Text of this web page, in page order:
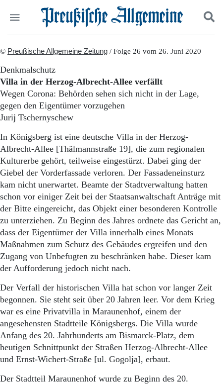
Start
Wer wir sind
Aktuelle Ausgabe
Abonnenten-Login
Abonnent werden
Abo Prämien
Archiv
Politik
Panorama
Gesellschaft
Leben
Pommern
Berlin-Brandenburg
Schlesien
Danzig und Westpreußen
Bücher
Kontakt
Impressum
Datenschutz
Suchen und finden
© Preußische Allgemeine Zeitung / Folge 26 vom 26. Juni 2020
Denkmalschutz
Villa in der Herzog-Albrecht-Allee verfällt
Wegen Corona: Behörden sehen sich nicht in der Lage,
gegen den Eigentümer vorzugehen
Jurij Tschernyschew
In Königsberg ist eine deutsche Villa in der Herzog-
Albrecht-Allee [Thälmannstraße 19], die zum regionalen
Kulturerbe gehört, teilweise eingestürzt. Dabei ging der
Giebel der Vorderfassade verloren. Der Fassadeneinsturz
kam nicht unerwartet. Beamte der Stadtverwaltung hatten
schon vor einiger Zeit bei der Staatsanwaltschaft Anträge mit
der Bitte eingereicht, das Objekt einer besonderen Kontrolle
zu unterziehen. Zu Beginn des Jahres ordnete das Gericht an,
dass der Eigentümer der Villa innerhalb eines Monats
Maßnahmen zum Schutz des Gebäudes ergreifen und den
Zugang von Unbefugten zu beschränken habe. Dieser kam
der Aufforderung jedoch nicht nach.
Der Verfall der historischen Villa hat schon vor langer Zeit
begonnen. Sie steht seit über 20 Jahren leer. Vor dem Krieg
war es eine Privatvilla in Maraunenhof, einem der
angesehensten Stadtteile Königsbergs. Die Villa wurde
Anfang des 20. Jahrhunderts am Bismarck-Platz, dem
heutigen Schnittpunkt der Straßen Herzog-Albrecht-Allee
und Ernst-Wichert-Straße [ul. Gogolja], erbaut.
Der Stadtteil Maraunenhof wurde zu Beginn des 20.